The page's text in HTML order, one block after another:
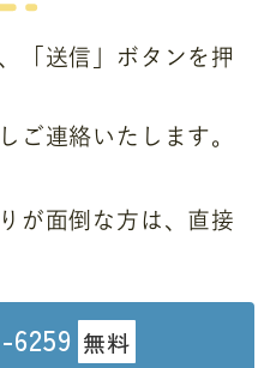
「送信」ボタンを押
ご連絡いたします。
が面倒な方は、直接
6259 無料